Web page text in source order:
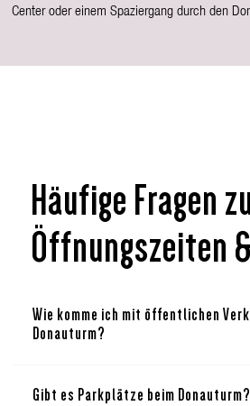
Center oder einem Spaziergang durch den
Häufige Fragen
Öffnungszeiten
Wie komme ich mit öffentlichen
Donauturm?
Gibt es Parkplätze beim Donauturm?